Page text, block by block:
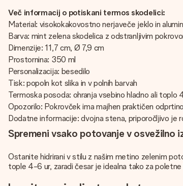
Več informacij o potiskani termos skodelici:
Material: visokokakovostno nerjaveče jeklo in
Barva: mint zelena skodelica z odstranljivim
Dimenzije: 11,7 cm, Ø 7,9 cm
Prostornina: 350 ml
Personalizacija: besedilo
Tisk: popoln kot slika in v polnih barvah
Termoska posoda: ohranja vsebino hladno ali toplo
Opozorilo: Pokrovček ima majhen praktičen
Dodatne informacije: dvojna stena, priporočljivo je
Spremeni vsako potovanje v osvežilno
Ostanite hidrirani v stilu z našim metino zelenim
tople 4-6 ur, zaradi česar je idealna tako za